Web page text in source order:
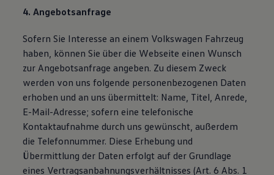
4. Angebotsanfrage
Sofern Sie Interesse an einem Volkswagen Fahrzeug
haben, können Sie über die Webseite einen Wunsch
zur Angebotsanfrage angeben. Zu diesem Zweck
werden von uns folgende personenbezogenen Daten
erhoben und an uns übermittelt: Name, Titel, Anrede,
E-Mail-Adresse; sofern eine telefonische
Kontaktaufnahme durch uns gewünscht, außerdem
die Telefonnummer. Diese Erhebung und
Übermittlung der Daten erfolgt auf der Grundlage
eines Vertragsanbahnungsverhältnisses (Art. 6 Abs. 1